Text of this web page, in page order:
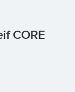
CORE